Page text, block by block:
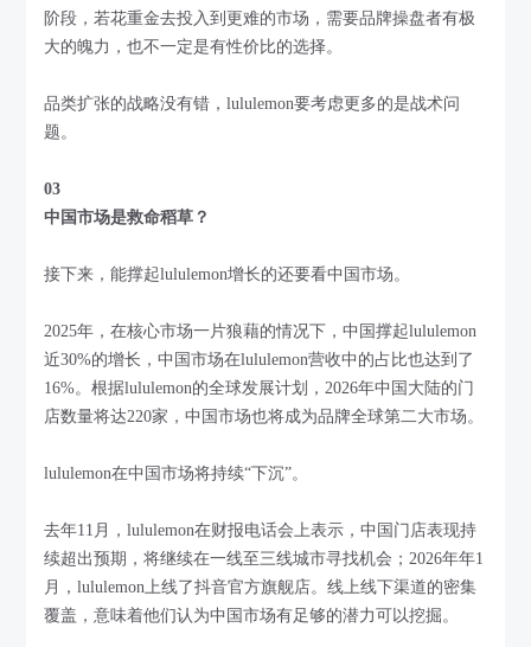
阶段，若花重金去投入到更难的市场，需要品牌操盘者有极
大的魄力，也不一定是有性价比的选择。
品类扩张的战略没有错，lululemon要考虑更多的是战术问
题。
03
中国市场是救命稻草？
接下来，能撑起lululemon增长的还要看中国市场。
2025年，在核心市场一片狼藉的情况下，中国撑起lululemon
近30%的增长，中国市场在lululemon营收中的占比也达到了
16%。根据lululemon的全球发展计划，2026年中国大陆的门
店数量将达220家，中国市场也将成为品牌全球第二大市场。
lululemon在中国市场将持续“下沉”。
去年11月，lululemon在财报电话会上表示，中国门店表现持
续超出预期，将继续在一线至三线城市寻找机会；2026年年1
月，lululemon上线了抖音官方旗舰店。线上线下渠道的密集
覆盖，意味着他们认为中国市场有足够的潜力可以挖掘。